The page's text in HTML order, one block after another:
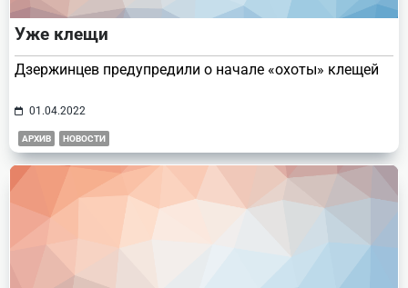
Уже клещи
Дзержинцев предупредили о начале «охоты» клещей
01.04.2022
АРХИВ НОВОСТИ